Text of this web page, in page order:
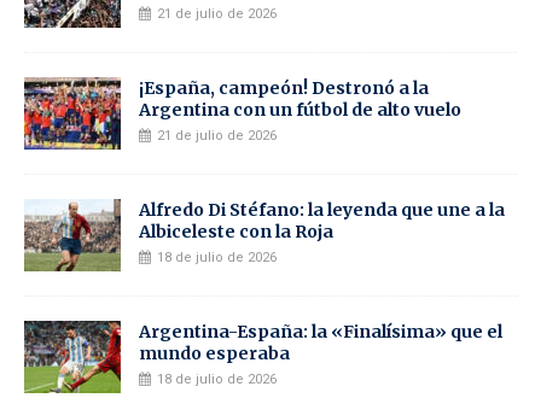
21 de julio de 2026
¡España, campeón! Destronó a la
Argentina con un fútbol de alto vuelo
21 de julio de 2026
Alfredo Di Stéfano: la leyenda que une a la
Albiceleste con la Roja
18 de julio de 2026
Argentina-España: la «Finalísima» que el
mundo esperaba
18 de julio de 2026